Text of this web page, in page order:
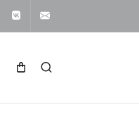
Вконтакте